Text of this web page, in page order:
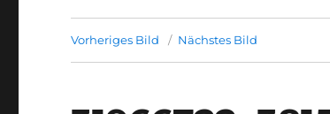
Vorheriges Bild Nächstes Bild